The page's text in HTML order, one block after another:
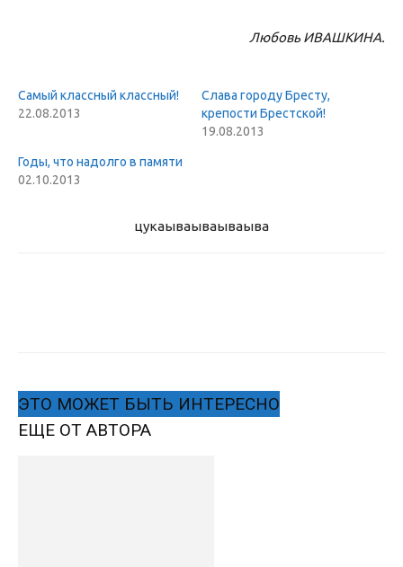
Любовь ИВАШКИНА.
Самый классный классный!
22.08.2013
Слава городу Бресту,
крепости Брестской!
19.08.2013
Годы, что надолго в памяти
02.10.2013
цукаываываываыва
ЭТО МОЖЕТ БЫТЬ ИНТЕРЕСНО
ЕЩЕ ОТ АВТОРА